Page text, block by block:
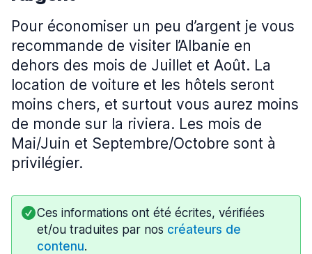
Pour économiser un peu d’argent je vous
recommande de visiter l’Albanie en
dehors des mois de Juillet et Août. La
location de voiture et les hôtels seront
moins chers, et surtout vous aurez moins
de monde sur la riviera. Les mois de
Mai/Juin et Septembre/Octobre sont à
privilégier.
Ces informations ont été écrites, vérifiées
et/ou traduites par nos créateurs de
contenu.